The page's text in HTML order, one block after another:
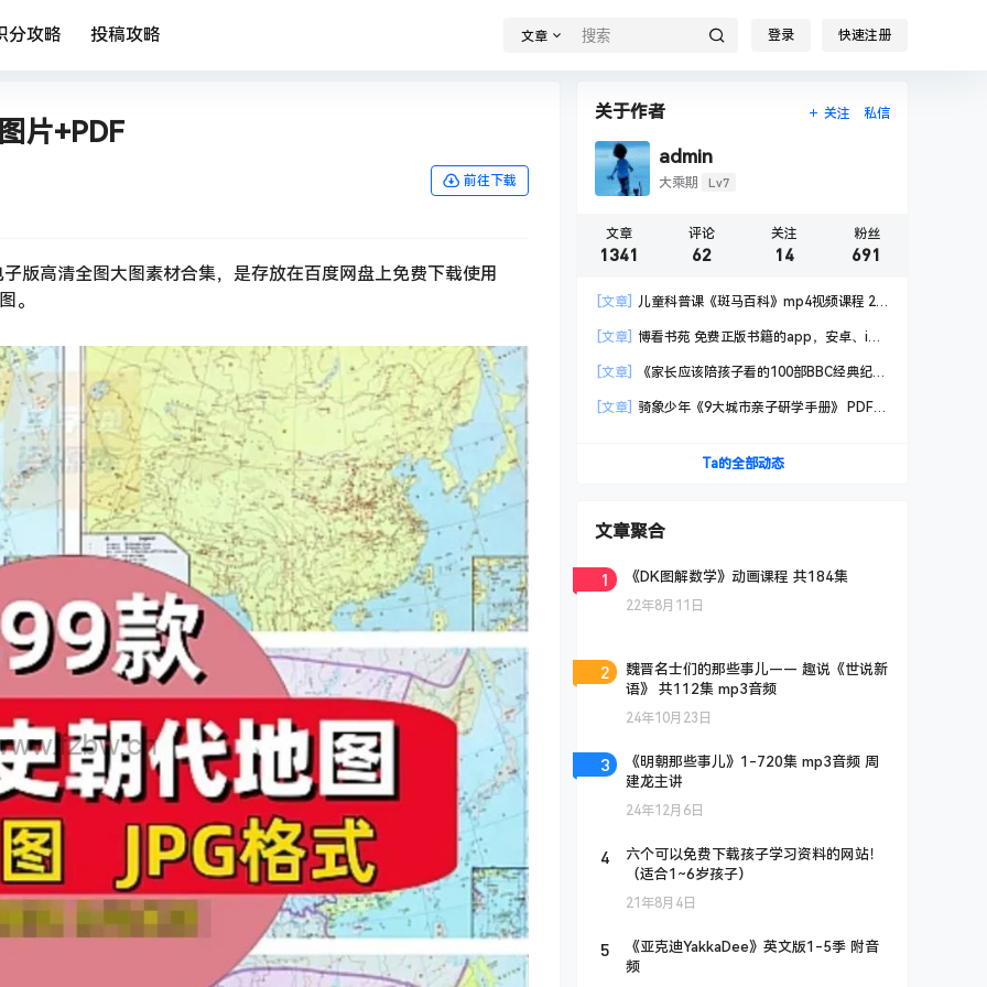
分攻略 投稿攻略 文章 登录 快速注册
片+PDF
前往下载
版高清全图大图素材合集，是存放在百度网盘上免费下载使用
。
关于作者 关注 私信
admin
大乘期 Lv7
文章
1341
评论
62
关注
14
粉丝
691
[文章]
儿童科普课《斑马百科》mp4视频课程 20
[文章]
博看书苑 免费正版书籍的app，安卓、iOS
[文章]
《家长应该陪孩子看的100部BBC经典纪录
[文章]
骑象少年《9大城市亲子研学手册》 PDF格
Ta的全部动态
文章聚合
1 《DK图解数学》动画课程 共184集
22年8月11日
2
魏晋名士们的那些事儿—— 趣说《世说新
语》 共112集 mp3音频
24年10月23日
3
《明朝那些事儿》1-720集 mp3音频 周
建龙主讲
24年12月6日
4
六个可以免费下载孩子学习资料的网站！
（适合1~6岁孩子）
21年8月4日
5
《亚克迪YakkaDee》英文版1-5季 附音
频